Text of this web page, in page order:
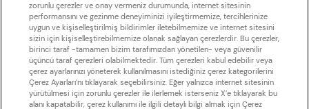
App Store Google Play Huawei
Store
Sisal Şans, Sisal Şans’a ait olan tüm metin, grafik görselleri ve
zorunlu çerezler ve onay vermeniz durumunda, internet sitesinin
performansını ve gezinme deneyiminizi iyileştirmemize, tercihlerinize
uygun ve kişiselleştirilmiş bildirimler iletebilmemize ve internet sitesini
sizin için kişiselleştirebilmemize olanak sağlayan çerezlerdir. Bu çerezler,
birinci taraf -tamamen bizim tarafımızdan yönetilen- veya güvenilir
üçüncü taraf çerezleri olabilmektedir. Tüm çerezleri kabul edebilir veya
çerez ayarlarınızı yöneterek kullanılmasını istediğiniz çerez kategorilerini
Çerez Ayarları’nı tıklayarak seçebilirsiniz. Eğer yalnızca internet sitesinin
yürütülmesi için zorunlu çerezler ile ilerlemek isterseniz X’e tıklayarak bu
alanı kapatabilir, çerez kullanımı ile ilgili detaylı bilgi almak için Çerez